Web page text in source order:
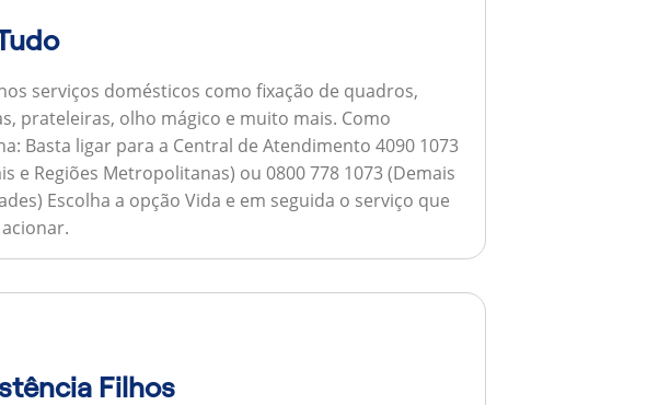
serviços domésticos como fixação de quadros,
prateleiras, olho mágico e muito mais. Como
Basta ligar para a Central de Atendimento 4090 1073
e Regiões Metropolitanas) ou 0800 778 1073 (Demais
Escolha a opção Vida e em seguida o serviço que
Filhos